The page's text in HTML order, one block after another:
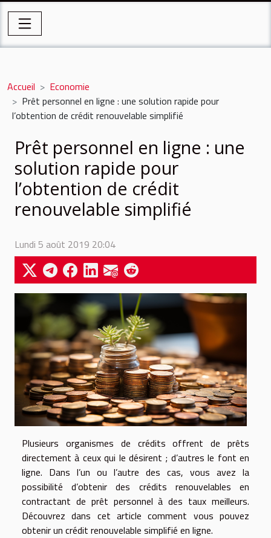
Accueil
Economie
Prêt personnel en ligne : une solution rapide pour
l’obtention de crédit renouvelable simplifié
Prêt personnel en ligne : une
solution rapide pour
l’obtention de crédit
renouvelable simplifié
Lundi 5 août 2019 20:04
Plusieurs organismes de crédits offrent de prêts
directement à ceux qui le désirent ; d’autres le font en
ligne. Dans l’un ou l’autre des cas, vous avez la
possibilité d’obtenir des crédits renouvelables en
contractant de prêt personnel à des taux meilleurs.
Découvrez dans cet article comment vous pouvez
obtenir un crédit renouvelable simplifié en ligne.